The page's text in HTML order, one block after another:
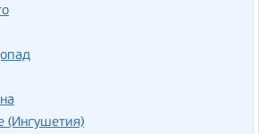
(Ингушетия)